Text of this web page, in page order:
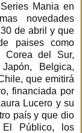
Mania en
novedades
de abril y que
paises como
Corea del Sur,
Belgica,
que emitirá
financiada por
Lucero y su
país y que dio
Público, los